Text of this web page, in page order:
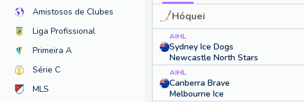
Hóquei
AIHL
Sydney Ice Dogs
Newcastle North Stars
AIHL
Canberra Brave
Melbourne Ice
Amistosos de Clubes
Liga Profissional
Primeira A
Série C
MLS